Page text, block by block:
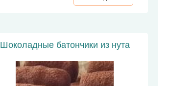
Шоколадные батончики из нута